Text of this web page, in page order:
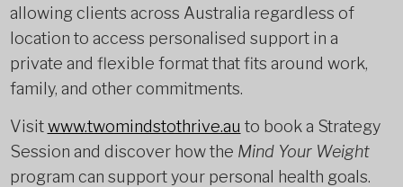
allowing clients across Australia regardless of
location to access personalised support in a
private and flexible format that fits around work,
family, and other commitments.
Visitwww.twomindstothrive.au to book a Strategy
Session and discover how the Mind Your Weight
program can support your personal health goals.